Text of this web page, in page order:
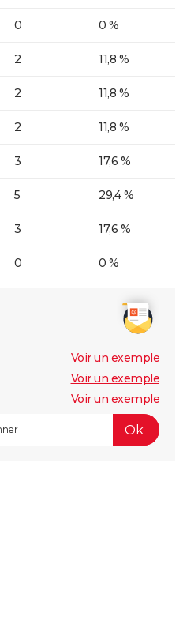
0 0 %
2 11,8 %
2 11,8 %
2 11,8 %
3 17,6 %
5 29,4 %
3 17,6 %
0 0 %
Voir un exemple
Voir un exemple
Voir un exemple